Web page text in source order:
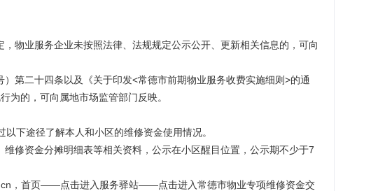
物业服务企业未按照法律、法规规定公示公开、更新相关信息的，可向
第二十四条以及《关于印发<常德市前期物业服务收费实施细则>的通
为的，可向属地市场监管部门反映。
下途径了解本人和小区的维修资金使用情况。
修资金分摊明细表等相关资料，公示在小区醒目位置，公示期不少于7
，首页——点击进入服务驿站——点击进入常德市物业专项维修资金交